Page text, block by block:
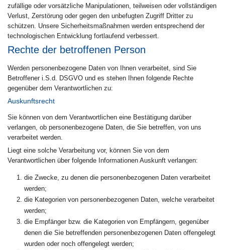
zufällige oder vorsätzliche Manipulationen, teilweisen oder vollständigen
Verlust, Zerstörung oder gegen den unbefugten Zugriff Dritter zu
schützen. Unsere Sicherheitsmaßnahmen werden entsprechend der
technologischen Entwicklung fortlaufend verbessert.
Rechte der betroffenen Person
Werden personenbezogene Daten von Ihnen verarbeitet, sind Sie
Betroffener i.S.d. DSGVO und es stehen Ihnen folgende Rechte
gegenüber dem Verantwortlichen zu:
Auskunftsrecht
Sie können von dem Verantwortlichen eine Bestätigung darüber
verlangen, ob personenbezogene Daten, die Sie betreffen, von uns
verarbeitet werden.
Liegt eine solche Verarbeitung vor, können Sie von dem
Verantwortlichen über folgende Informationen Auskunft verlangen:
die Zwecke, zu denen die personenbezogenen Daten verarbeitet
werden;
die Kategorien von personenbezogenen Daten, welche verarbeitet
werden;
die Empfänger bzw. die Kategorien von Empfängern, gegenüber
denen die Sie betreffenden personenbezogenen Daten offengelegt
wurden oder noch offengelegt werden;